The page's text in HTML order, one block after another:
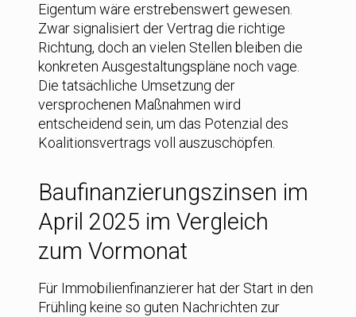
Eigentum wäre erstrebenswert gewesen.
Zwar signalisiert der Vertrag die richtige
Richtung, doch an vielen Stellen bleiben die
konkreten Ausgestaltungspläne noch vage.
Die tatsächliche Umsetzung der
versprochenen Maßnahmen wird
entscheidend sein, um das Potenzial des
Koalitionsvertrags voll auszuschöpfen.
Baufinanzierungszinsen im
April 2025 im Vergleich
zum Vormonat
Für Immobilienfinanzierer hat der Start in den
Frühling keine so guten Nachrichten zur